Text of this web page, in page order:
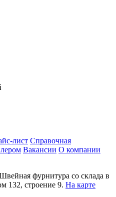
лист Справочная
Вакансии О компании
фурнитура со склада в
132, строение 9. На карте